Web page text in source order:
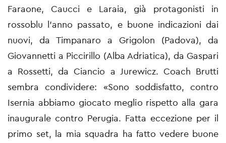
Faraone, Caucci e Laraia, già protagonisti in
rossoblu l'anno passato, e buone indicazioni dai
nuovi, da Timpanaro a Grigolon (Padova), da
Giovannetti a Piccirillo (Alba Adriatica), da Gaspari
a Rossetti, da Ciancio a Jurewicz. Coach Brutti
sembra condividere: «Sono soddisfatto, contro
Isernia abbiamo giocato meglio rispetto alla gara
inaugurale contro Perugia. Fatta eccezione per il
primo set, la mia squadra ha fatto vedere buone